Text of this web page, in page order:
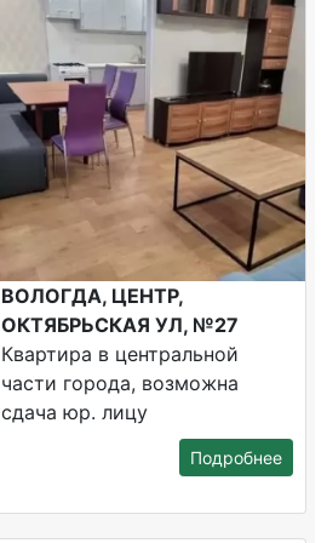
ВОЛОГДА, ЦЕНТР,
ОКТЯБРЬСКАЯ УЛ, №27
Квартира в центральной
части города, возможна
сдача юр. лицу
Подробнее